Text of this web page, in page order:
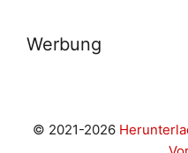
Werbung
© 2021-2026